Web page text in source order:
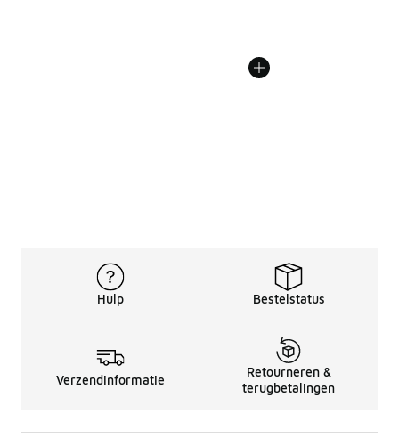
Hulp Bestelstatus
Verzendinformatie
Retourneren &
terugbetalingen